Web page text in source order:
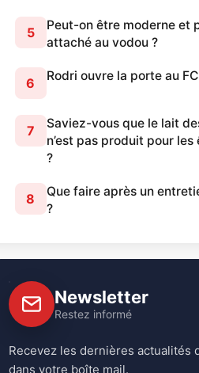
5
Peut-on être moderne et
attaché au vodou ?
6 Rodri ouvre la porte au
7
Saviez-vous que le lait
n’est pas produit pour les
?
8
Que faire après un
?
Newsletter
Restez informé
Recevez les dernières actualités
dans votre boîte mail.